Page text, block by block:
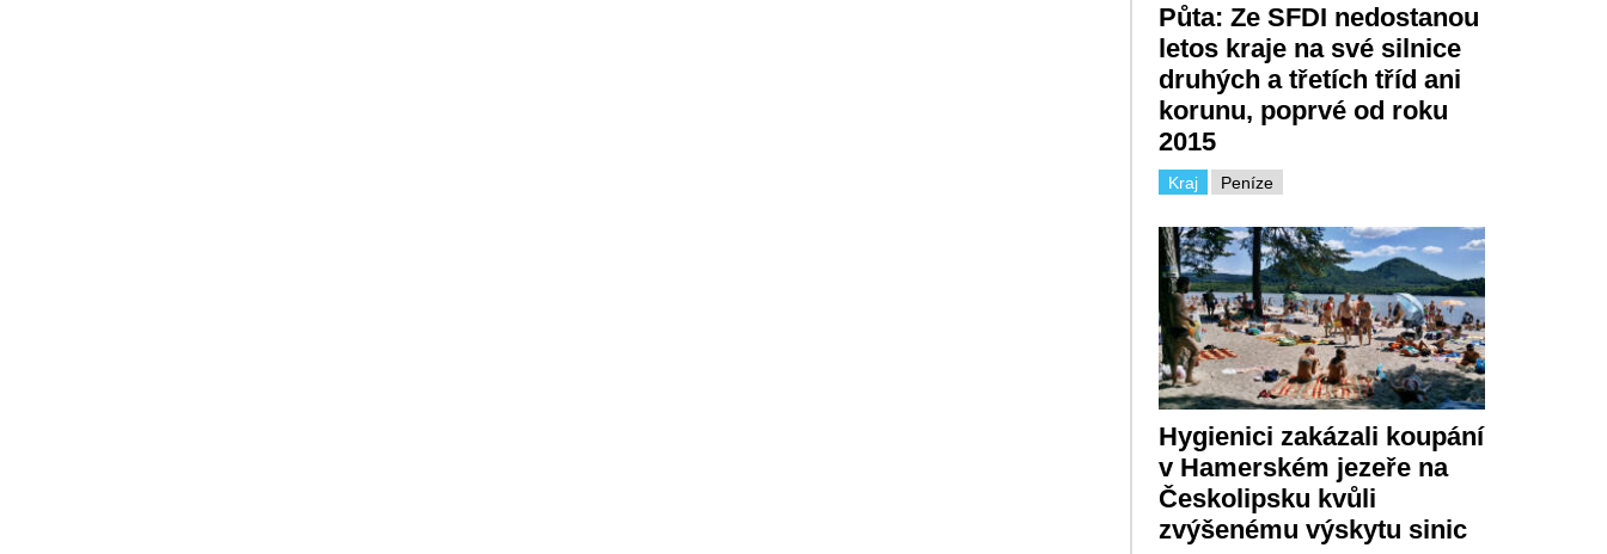
Půta: Ze SFDI nedostanou
letos kraje na své silnice
druhých a třetích tříd ani
korunu, poprvé od roku
2015
Kraj Peníze
Hygienici zakázali koupání
v Hamerském jezeře na
Českolipsku kvůli
zvýšenému výskytu sinic